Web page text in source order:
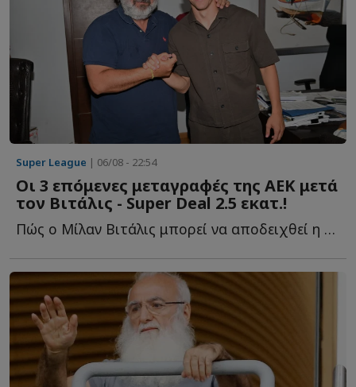
Super League | 06/08 - 22:54
Οι 3 επόμενες μεταγραφές της ΑΕΚ μετά
τον Βιτάλις - Super Deal 2.5 εκατ.!
Πώς ο Μίλαν Βιτάλις μπορεί να αποδειχθεί η μεταγραφή τ...